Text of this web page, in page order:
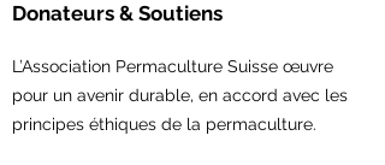
Donateurs & Soutiens
L’Association Permaculture Suisse œuvre
pour un avenir durable, en accord avec les
principes éthiques de la permaculture.